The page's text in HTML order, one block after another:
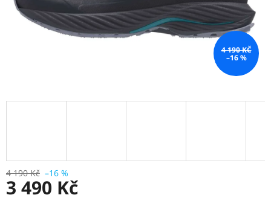
4 190 KČ
–16 %
4 190 Kč –16 %
3 490 Kč